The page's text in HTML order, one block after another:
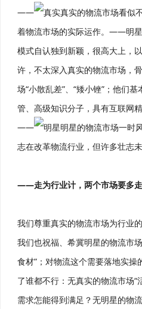
——
真实真实的物流市场看似
着物流市场的实际运作。——明
模式自认独到新颖，很高大上，
许，不太深入真实的物流市场，
场“小散乱差”、“矮小锉”；他们
管、高级知识分子，具有互联网
——
明星明星的物流市场一时
志在改革物流行业，但许多壮志未
——走为行业计，两个市场要多
我们尊重真实的物流市场为行业
我们也祝福、希冀明星的物流市
食材”；对物流这个需要落地实
了谁都不行：无真实的物流市场“
需求怎能得到满足？无明星的物